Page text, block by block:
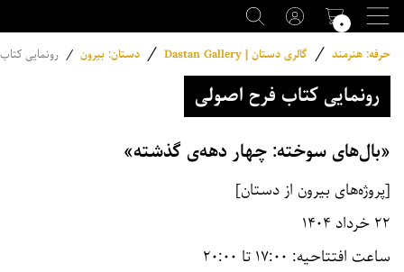
۰
حرفه: هنرمند / گالری دستان | Dastan Gallery / دستان: بیرون / رونمایی
رونمایی کتاب فرح اصولی
«بال‌های سوخته: چهار دهه‌ی گذشته»
[پروژه‌های بیرون از دستان]
۲۲ خرداد ۱۴۰۴
ساعت افتتاحیه: ۱۷:۰۰ تا ۲۰:۰۰